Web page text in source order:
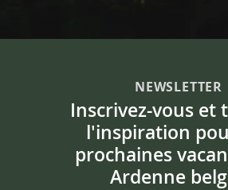
NEWSLETTER
Inscrivez-vous et
l'inspiration
prochaines
Ardenne